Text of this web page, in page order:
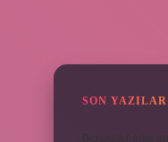
SON YAZILAR